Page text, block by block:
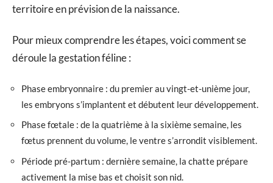
territoire en prévision de la naissance.
Pour mieux comprendre les étapes, voici comment se
déroule la gestation féline :
Phase embryonnaire : du premier au vingt-et-unième jour,
les embryons s’implantent et débutent leur développement.
Phase fœtale : de la quatrième à la sixième semaine, les
fœtus prennent du volume, le ventre s’arrondit visiblement.
Période pré-partum : dernière semaine, la chatte prépare
activement la mise bas et choisit son nid.